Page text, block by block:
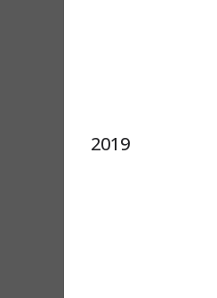
2019